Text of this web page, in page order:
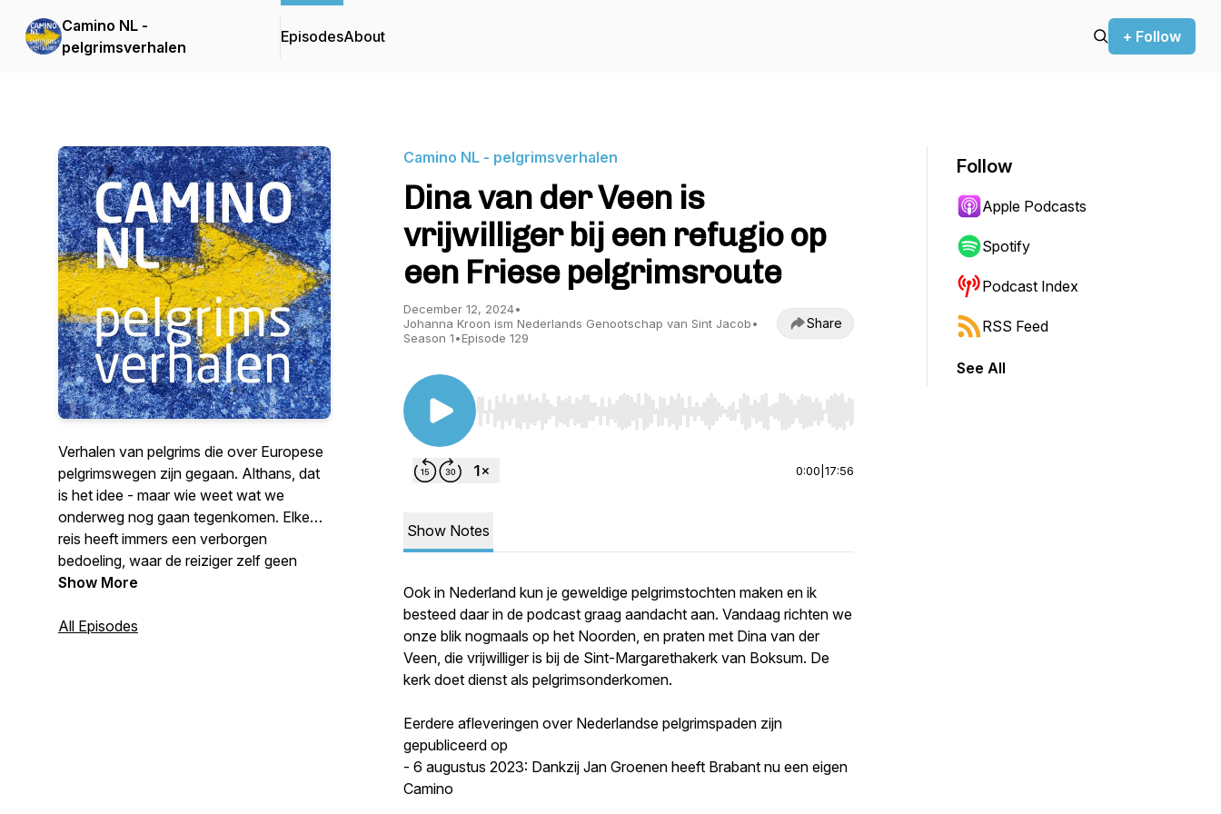
Camino NL -
pelgrimsverhalen
EpisodesAbout + Follow
Verhalen van pelgrims die over Europese
pelgrimswegen zijn gegaan. Althans, dat
is het idee - maar wie weet wat we
onderweg nog gaan tegenkomen. Elke
reis heeft immers een verborgen
bedoeling, waar de reiziger zelf geen
weet van heeft...
Heb jij de Camino of een andere
Show More
All Episodes
Camino NL - pelgrimsverhalen
Dina van der Veen is
vrijwilliger bij een refugio op
een Friese pelgrimsroute
December 12, 2024•
Johanna Kroon ism Nederlands Genootschap van Sint Jacob•
Season 1•Episode 129
Share
Use Left/Right to seek, Home/End to jump to start or end. Hold shift to jump forward or backward.
0:00 17:56
Show Notes
Ook in Nederland kun je geweldige pelgrimstochten maken en ik
besteed daar in de podcast graag aandacht aan. Vandaag richten we
onze blik nogmaals op het Noorden, en praten met Dina van der
Veen, die vrijwilliger is bij de Sint-Margarethakerk van Boksum. De
kerk doet dienst als pelgrimsonderkomen.
Eerdere afleveringen over Nederlandse pelgrimspaden zijn
gepubliceerd op
- 6 augustus 2023: Dankzij Jan Groenen heeft Brabant nu een eigen
Camino
Follow
Apple Podcasts
Spotify
Podcast Index
RSS Feed
See All